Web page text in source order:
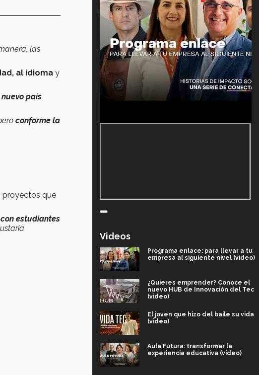
las
al idioma y
país
conforme la
proyectos que
estudiantes
Videos
Programa enlace: para llevar a tu
empresa al siguiente nivel (video)
¿Quieres emprender? Conoce el
nuevo HUB de Innovación del Tec
(video)
El joven que hizo del baile su vida
(video)
Aula Futura: transformar la
experiencia educativa (video)